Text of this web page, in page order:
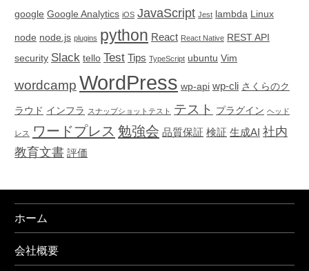
google Google Analytics iOS JavaScript Jest lambda Linux
node node.js plugins python React React Native REST API
security Slack tello Test Tips TypeScript ubuntu Vim
wordcamp WordPress wp-api wp-cli さくらのク
ラウド インフラ スナップショットテスト テスト プラグイン ヘッド
レス ワードプレス 勉強会 品質保証 検証 生成AI 社内
教育文書 評価
ホーム
会社概要